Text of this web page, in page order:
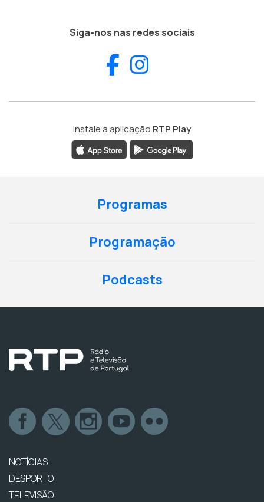
Siga-nos nas redes sociais
Facebook
Instale a aplicação RTP Play
Programas
Programação
Podcasts
NOTÍCIAS
DESPORTO
TELEVISÃO